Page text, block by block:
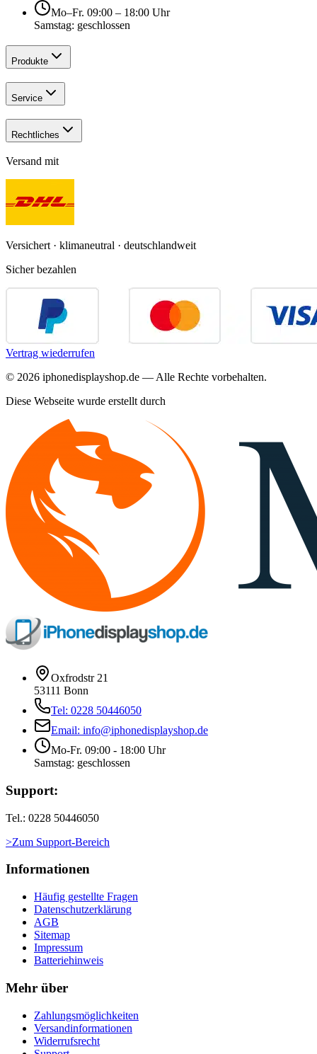
Mo–Fr. 09:00 – 18:00 Uhr
Samstag: geschlossen
Produkte
Service
Rechtliches
Versand mit
Versichert · klimaneutral · deutschlandweit
Sicher bezahlen
Vertrag wiederrufen
© 2026 iphonedisplayshop.de — Alle Rechte vorbehalten.
Diese Webseite wurde erstellt durch
Oxfrodstr 21
53111 Bonn
Tel: 0228 50446050
Email: info@iphonedisplayshop.de
Mo-Fr. 09:00 - 18:00 Uhr
Samstag: geschlossen
Support:
Tel.: 0228 50446050
>Zum Support-Bereich
Informationen
Häufig gestellte Fragen
Datenschutzerklärung
AGB
Sitemap
Impressum
Batteriehinweis
Mehr über
Zahlungsmöglichkeiten
Versandinformationen
Widerrufsrecht